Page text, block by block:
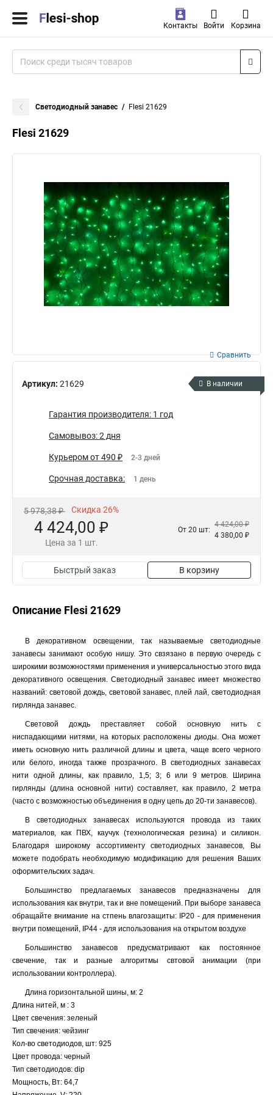
Контакты Войти Корзина
Светодиодный занавес Flesi 21629
Flesi 21629
Артикул: 21629
Сравнить
В наличии
Гарантия производителя: 1 год
Самовывоз: 2 дня
Курьером от 490 ₽ 2-3 дней
Срочная доставка: 1 день
5 978,38 ₽ Скидка 26%
4 424,00 ₽
Цена за 1 шт.
От 20 шт:
4 424,00 ₽
4 380,00 ₽
Быстрый заказ В корзину
Описание Flesi 21629
В декоративном освещении, так называемые светодиодные
занавесы занимают особую нишу. Это свзязано в первую очередь с
широкими возможностями применения и универсальностью этого вида
декоративного освещения. Светодиодный занавес имеет множество
названий: световой дождь, световой занавес, плей лай, светодиодная
гирлянда занавес.
Световой дождь преставляет собой основную нить с
ниспадающими нитями, на которых расположены диоды. Она может
иметь основную нить различной длины и цвета, чаще всего черного
или белого, иногда также прозрачного. В светодиодных занавесах
нити одной длины, как правило, 1,5; 3; 6 или 9 метров. Ширина
гирлянды (длина основной нити) составляет, как правило, 2 метра
(часто с возможностью объединения в одну цепь до 20-ти занавесов).
В светодиодных занавесах используются провода из таких
материалов, как ПВХ, каучук (технологическая резина) и силикон.
Благодаря широкому ассортименту светодиодных занавесов, Вы
можете подобрать необходимую модификацию для решения Ваших
оформительских задач.
Большинство предлагаемых занавесов предназначены для
использования как внутри, так и вне помещений. При выборе занавеса
обращайте внимание на стпень влагозащиты: IP20 - для применения
внутри помещений, IP44 - для использования на открытом воздухе
Большинство занавесов предусматривают как постоянное
свечение, так и разные алгоритмы свтовой анимации (при
использовании контроллера).
Длина горизонтальной шины, м: 2
Длина нитей, м : 3
Цвет свечения: зеленый
Тип свечения: чейзинг
Кол-во светодиодов, шт: 925
Цвет провода: черный
Тип светодиодов: dip
Мощность, Вт: 64,7